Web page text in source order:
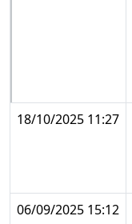
18/10/2025 11:27
06/09/2025 15:12